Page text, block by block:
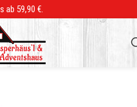
ab 59,90 €.